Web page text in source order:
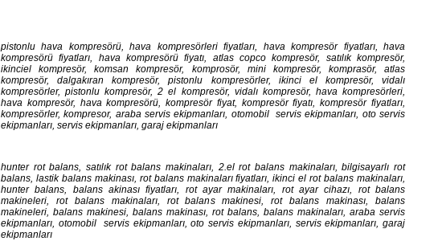
pistonlu hava kompresörü, hava kompresörleri fiyatları, hava kompresör fiyatları, hava
kompresörü fiyatları, hava kompresörü fiyatı, atlas copco kompresör, satılık kompresör,
ikinciel kompresör, komsan kompresör, komprosör, mini kompresör, komprasör, atlas
kompresör, dalgakıran kompresör, pistonlu kompresörler, ikinci el kompresör, vidalı
kompresörler, pistonlu kompresör, 2 el kompresör, vidalı kompresör, hava kompresörleri,
hava kompresör, hava kompresörü, kompresör fiyat, kompresör fiyatı, kompresör fiyatları,
kompresörler, kompresor, araba servis ekipmanları, otomobil servis ekipmanları, oto servis
ekipmanları, servis ekipmanları, garaj ekipmanları
hunter rot balans, satılık rot balans makinaları, 2.el rot balans makinaları, bilgisayarlı rot
balans, lastik balans makinası, rot balans makinaları fiyatları, ikinci el rot balans makinaları,
hunter balans, balans akinası fiyatları, rot ayar makinaları, rot ayar cihazı, rot balans
makineleri, rot balans makinaları, rot balans makinesi, rot balans makinası, balans
makineleri, balans makinesi, balans makinası, rot balans, balans makinaları, araba servis
ekipmanları, otomobil servis ekipmanları, oto servis ekipmanları, servis ekipmanları, garaj
ekipmanları